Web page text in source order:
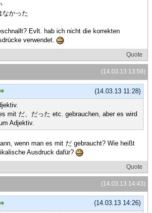
なかった
Evlt. hab ich nicht die korrekten
verwendet.
Quote
(14.03.13 13:58)
(14.03.13 11:28)
mit だ、だった etc. gebrauchen, aber es wird
Adjektiv.
wenn man es mit だ gebraucht? Wie heißt
Ausdruck dafür?
Quote
(14.03.13 14:43)
(14.03.13 14:26)